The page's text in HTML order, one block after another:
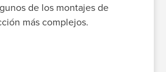
de los montajes de
más complejos.